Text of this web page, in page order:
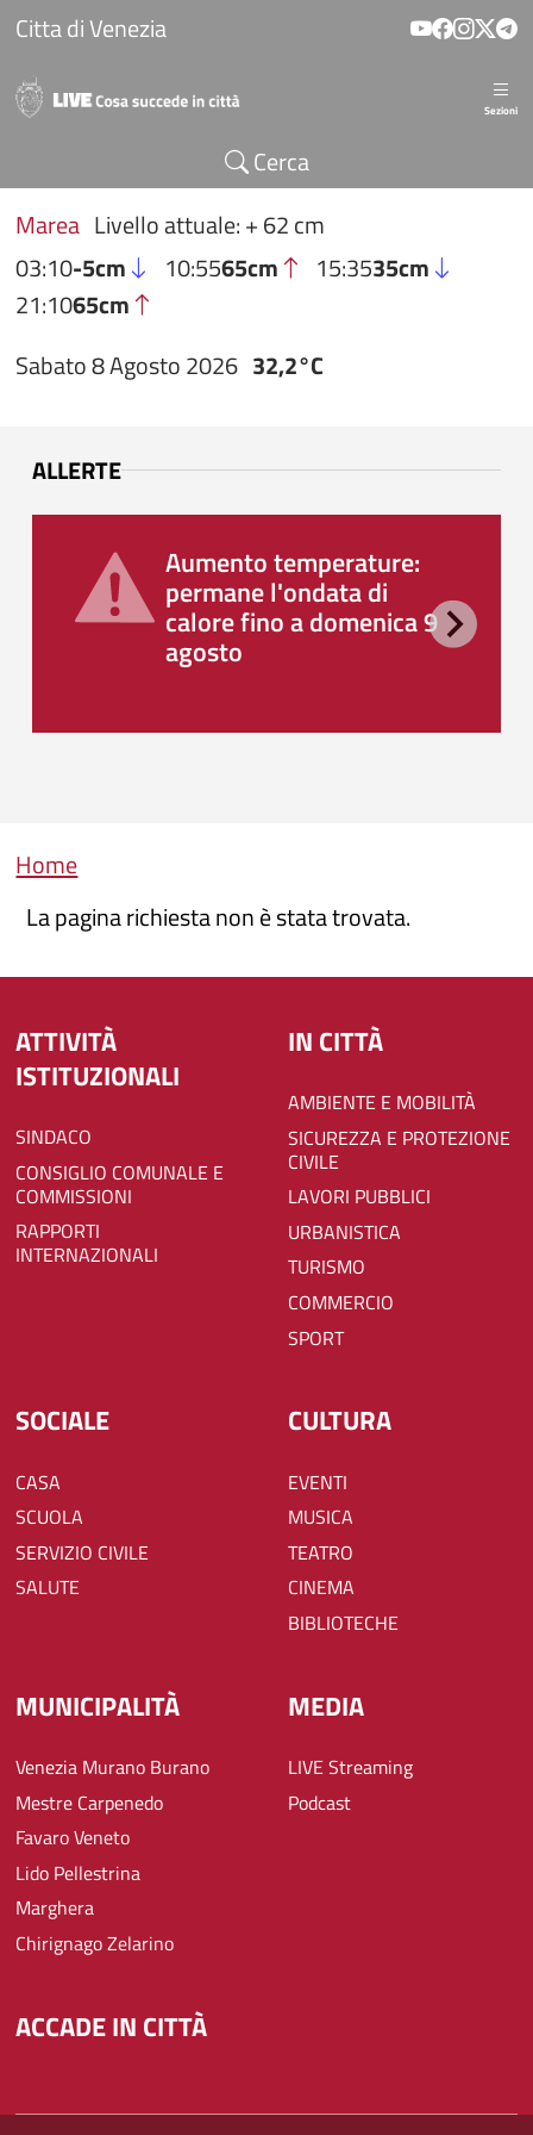
Salta al contenuto principale
Citta di Venezia
Sezioni
Cerca
Marea Livello attuale: + 62 cm
03:10-5cm 10:5565cm 15:3535cm
21:1065cm
Sabato 8 Agosto 2026 32,2°C
ALLERTE
Aumento temperature:
permane l'ondata di
calore fino a domenica 9
agosto
Briciole di pane
Home
La pagina richiesta non è stata trovata.
ATTIVITÀ
ISTITUZIONALI
SINDACO
CONSIGLIO COMUNALE E
COMMISSIONI
RAPPORTI
INTERNAZIONALI
IN CITTÀ
AMBIENTE E MOBILITÀ
SICUREZZA E PROTEZIONE
CIVILE
LAVORI PUBBLICI
URBANISTICA
TURISMO
COMMERCIO
SPORT
SOCIALE
CASA
SCUOLA
SERVIZIO CIVILE
SALUTE
CULTURA
EVENTI
MUSICA
TEATRO
CINEMA
BIBLIOTECHE
MUNICIPALITÀ
Venezia Murano Burano
Mestre Carpenedo
Favaro Veneto
Lido Pellestrina
Marghera
Chirignago Zelarino
MEDIA
LIVE Streaming
Podcast
ACCADE IN CITTÀ